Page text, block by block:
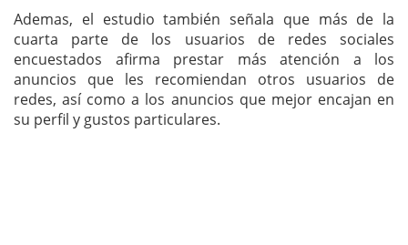
Ademas, el estudio también señala que más de la
cuarta parte de los usuarios de redes sociales
encuestados afirma prestar más atención a los
anuncios que les recomiendan otros usuarios de
redes, así como a los anuncios que mejor encajan en
su perfil y gustos particulares.